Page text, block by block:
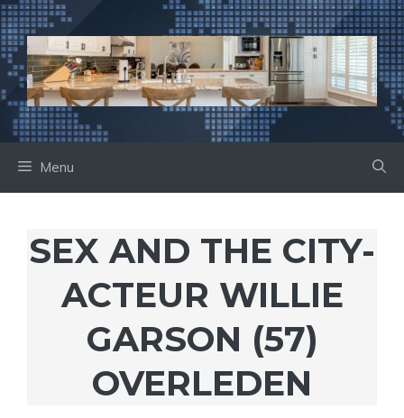
Ga
naar
de
inhoud
Menu
SEX AND THE CITY-
ACTEUR WILLIE
GARSON (57)
OVERLEDEN